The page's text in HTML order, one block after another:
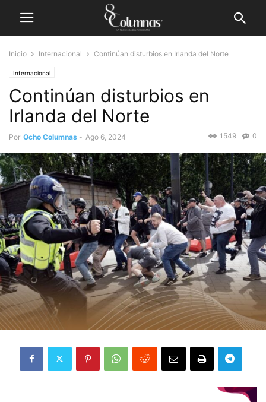
Inicio Internacional Continúan disturbios en Irlanda del Norte
Internacional
Continúan disturbios en
Irlanda del Norte
Por Ocho Columnas - Ago 6, 2024 0
1549